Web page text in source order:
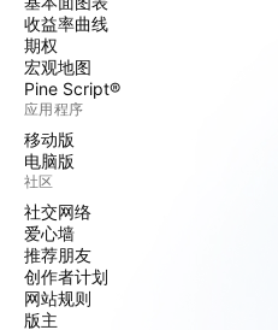
收益率曲线
期权
宏观地图
Pine Script®
应用程序
移动版
电脑版
社区
社交网络
爱心墙
推荐朋友
创作者计划
网站规则
版主